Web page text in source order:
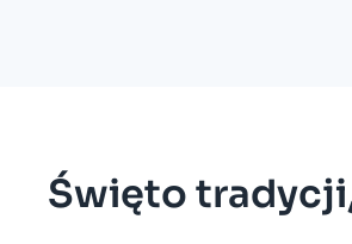
Święto